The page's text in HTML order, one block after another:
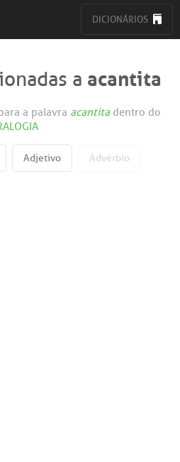
DICIONÁRIOS
a acantita
a palavra acantitadentro do
Adjetivo Advérbio